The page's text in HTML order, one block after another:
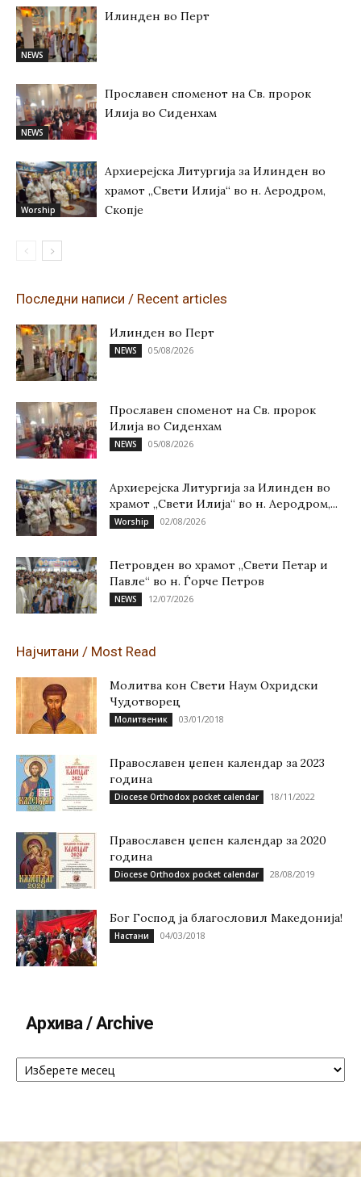
NEWS
Илинден во Перт
NEWS
Прославен споменот на Св. пророк
Илија во Сиденхам
Worship
Архиерејска Литургија за Илинден во
храмот „Свети Илија“ во н. Аеродром,
Скопје
Последни написи / Recent articles
Илинден во Перт
NEWS 05/08/2026
Прославен споменот на Св. пророк
Илија во Сиденхам
NEWS 05/08/2026
Архиерејска Литургија за Илинден во
храмот „Свети Илија“ во н. Аеродром,...
Worship 02/08/2026
Петровден во храмот „Свети Петар и
Павле“ во н. Ѓорче Петров
NEWS 12/07/2026
Најчитани / Most Read
Молитва кон Свети Наум Охридски
Чудотворец
Молитвеник 03/01/2018
Православен џепен календар за 2023
година
Diocese Orthodox pocket calendar 18/11/2022
Православен џепен календар за 2020
година
Diocese Orthodox pocket calendar 28/08/2019
Бог Господ ја благословил Македонија!
Настани 04/03/2018
Архива / Archive
Архива